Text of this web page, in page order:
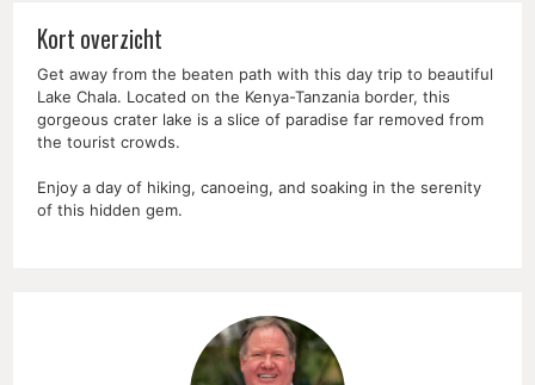
Kort overzicht
Get away from the beaten path with this day trip to beautiful
Lake Chala. Located on the Kenya-Tanzania border, this
gorgeous crater lake is a slice of paradise far removed from
the tourist crowds.
Enjoy a day of hiking, canoeing, and soaking in the serenity
of this hidden gem.